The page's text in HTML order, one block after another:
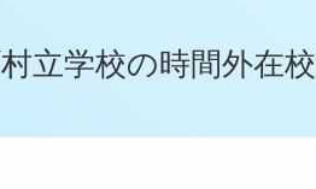
立学校の時間外在